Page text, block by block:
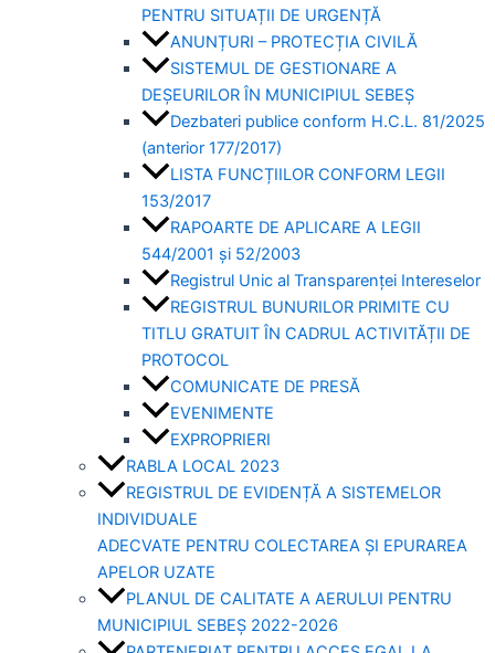
PENTRU SITUAȚII DE URGENȚĂ
ANUNȚURI – PROTECȚIA CIVILĂ
SISTEMUL DE GESTIONARE A
DEȘEURILOR ÎN MUNICIPIUL SEBEȘ
Dezbateri publice conform H.C.L. 81/2025
(anterior 177/2017)
LISTA FUNCȚIILOR CONFORM LEGII
153/2017
RAPOARTE DE APLICARE A LEGII
544/2001 și 52/2003
Registrul Unic al Transparenței Intereselor
REGISTRUL BUNURILOR PRIMITE CU
TITLU GRATUIT ÎN CADRUL ACTIVITĂȚII DE
PROTOCOL
COMUNICATE DE PRESĂ
EVENIMENTE
EXPROPRIERI
RABLA LOCAL 2023
REGISTRUL DE EVIDENȚĂ A SISTEMELOR
INDIVIDUALE
ADECVATE PENTRU COLECTAREA ȘI EPURAREA
APELOR UZATE
PLANUL DE CALITATE A AERULUI PENTRU
MUNICIPIUL SEBEȘ 2022-2026